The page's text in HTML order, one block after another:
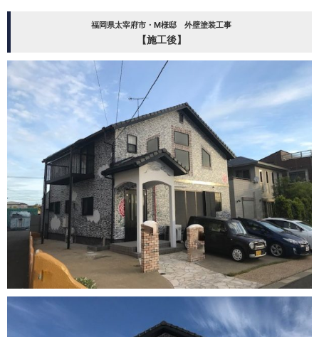
福岡県太宰府市・M様邸 外壁塗装工事
【施工後】